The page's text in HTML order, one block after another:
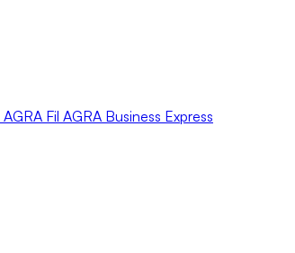
AGRA Fil AGRA Business Express